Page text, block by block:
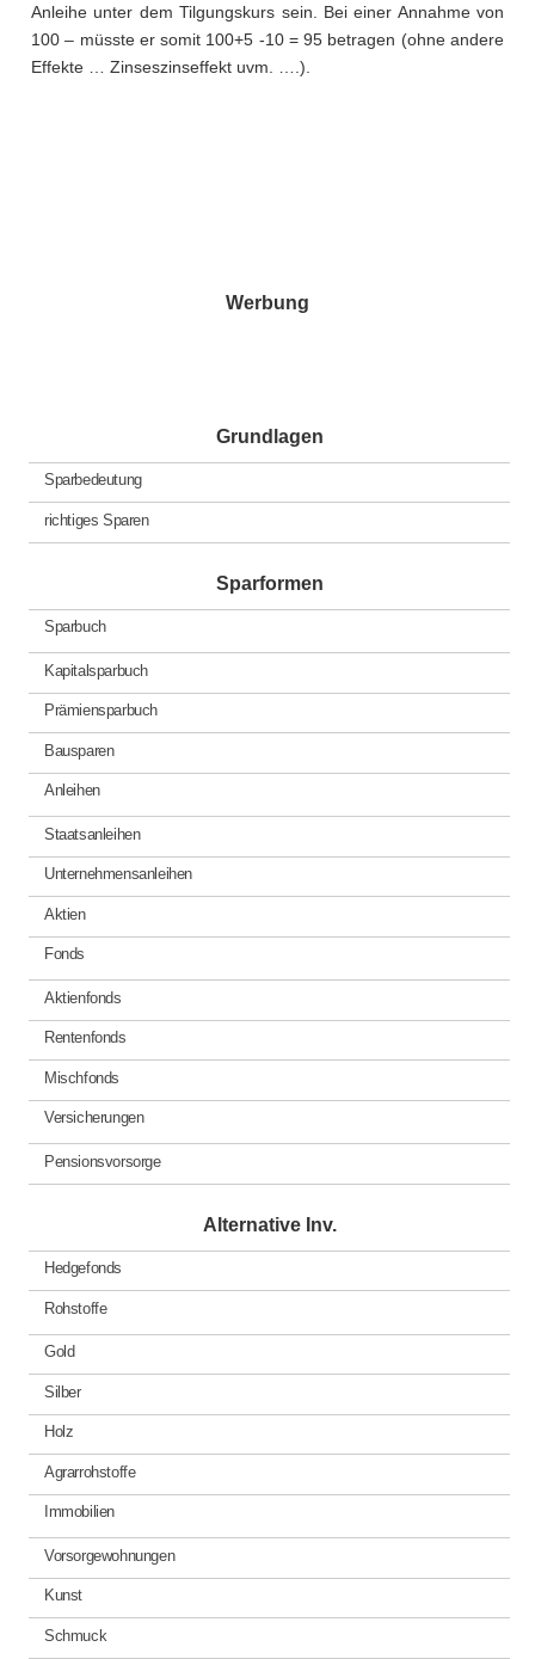
Anleihe unter dem Tilgungskurs sein. Bei einer Annahme von
100 – müsste er somit 100+5 -10 = 95 betragen (ohne andere
Effekte … Zinseszinseffekt uvm. ….).
Werbung
Grundlagen
Sparbedeutung
richtiges Sparen
Sparformen
Sparbuch
Kapitalsparbuch
Prämiensparbuch
Bausparen
Anleihen
Staatsanleihen
Unternehmensanleihen
Aktien
Fonds
Aktienfonds
Rentenfonds
Mischfonds
Versicherungen
Pensionsvorsorge
Alternative Inv.
Hedgefonds
Rohstoffe
Gold
Silber
Holz
Agrarrohstoffe
Immobilien
Vorsorgewohnungen
Kunst
Schmuck